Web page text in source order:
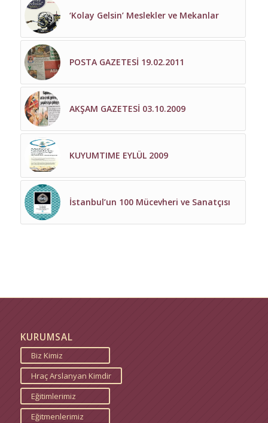
‘Kolay Gelsin’ Meslekler ve Mekanlar
POSTA GAZETESİ 19.02.2011
AKŞAM GAZETESİ 03.10.2009
KUYUMTIME EYLÜL 2009
İstanbul’un 100 Mücevheri ve Sanatçısı
KURUMSAL
Biz Kimiz
Hraç Arslanyan Kimdir
Eğitimlerimiz
Eğitmenlerimiz